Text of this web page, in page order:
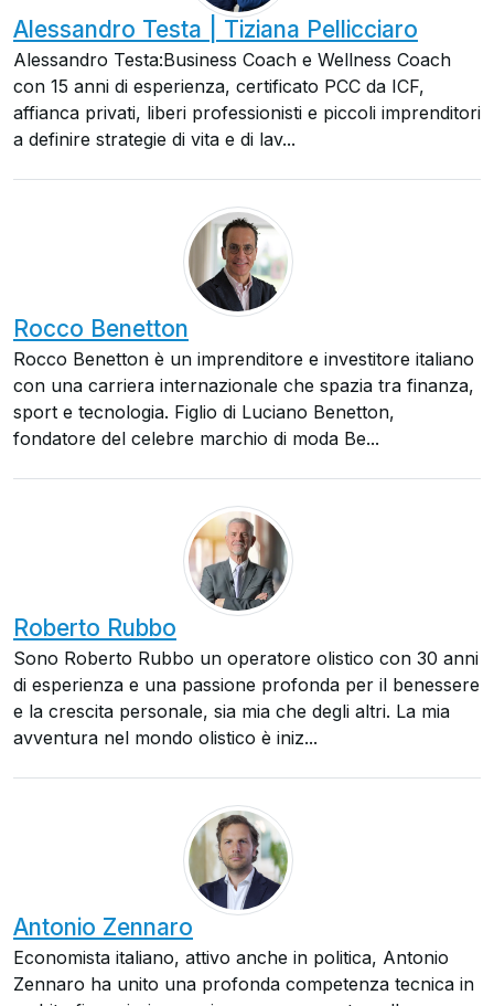
Alessandro Testa | Tiziana Pellicciaro
Alessandro Testa:Business Coach e Wellness Coach
con 15 anni di esperienza, certificato PCC da ICF,
affianca privati, liberi professionisti e piccoli imprenditori
a definire strategie di vita e di lav...
Rocco Benetton
Rocco Benetton è un imprenditore e investitore italiano
con una carriera internazionale che spazia tra finanza,
sport e tecnologia. Figlio di Luciano Benetton,
fondatore del celebre marchio di moda Be...
Roberto Rubbo
Sono Roberto Rubbo un operatore olistico con 30 anni
di esperienza e una passione profonda per il benessere
e la crescita personale, sia mia che degli altri. La mia
avventura nel mondo olistico è iniz...
Antonio Zennaro
Economista italiano, attivo anche in politica, Antonio
Zennaro ha unito una profonda competenza tecnica in